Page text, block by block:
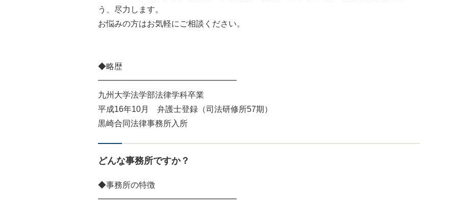
う、尽力します。
お悩みの方はお気軽にご相談ください。
◆略歴
━━━━━━━━━━━━━━━━━
九州大学法学部法律学科卒業
平成16年10月 弁護士登録（司法研修所57期）
黒崎合同法律事務所入所
どんな事務所ですか？
◆事務所の特徴
━━━━━━━━━━━━━━━━━